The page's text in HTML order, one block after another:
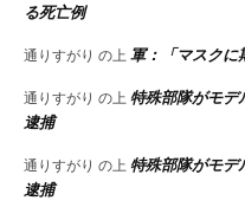
る死亡例
通りすがり の上軍：「マスクに
通りすがり の上特殊部隊がモデ
逮捕
通りすがり の上特殊部隊がモデ
逮捕